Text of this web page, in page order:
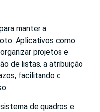
manter a
Aplicativos como
projetos e
de listas, a atribuição
facilitando o
de quadros e